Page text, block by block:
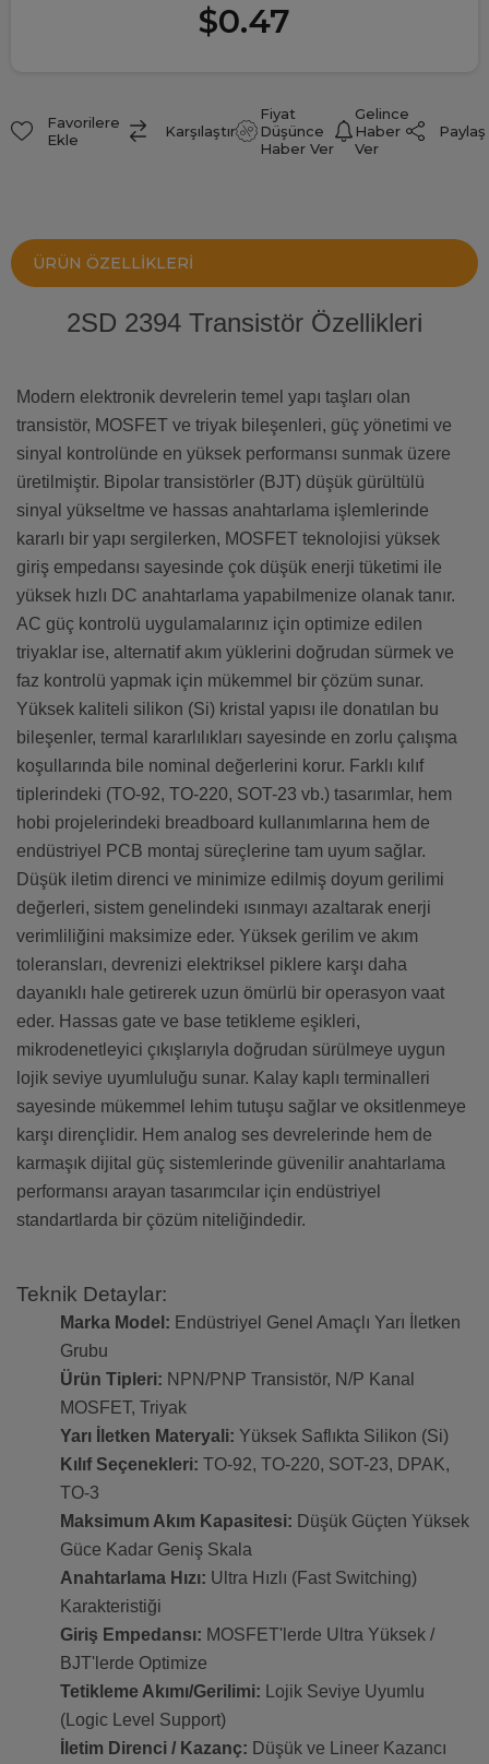
$0.47
Favorilere
Ekle
Karşılaştır
Fiyat
Düşünce
Haber Ver
Gelince
Haber
Ver
Paylaş
ÜRÜN ÖZELLIKLERI
2SD 2394 Transistör Özellikleri
Modern elektronik devrelerin temel yapı taşları olan
transistör, MOSFET ve triyak bileşenleri, güç yönetimi ve
sinyal kontrolünde en yüksek performansı sunmak üzere
üretilmiştir. Bipolar transistörler (BJT) düşük gürültülü
sinyal yükseltme ve hassas anahtarlama işlemlerinde
kararlı bir yapı sergilerken, MOSFET teknolojisi yüksek
giriş empedansı sayesinde çok düşük enerji tüketimi ile
yüksek hızlı DC anahtarlama yapabilmenize olanak tanır.
AC güç kontrolü uygulamalarınız için optimize edilen
triyaklar ise, alternatif akım yüklerini doğrudan sürmek ve
faz kontrolü yapmak için mükemmel bir çözüm sunar.
Yüksek kaliteli silikon (Si) kristal yapısı ile donatılan bu
bileşenler, termal kararlılıkları sayesinde en zorlu çalışma
koşullarında bile nominal değerlerini korur. Farklı kılıf
tiplerindeki (TO-92, TO-220, SOT-23 vb.) tasarımlar, hem
hobi projelerindeki breadboard kullanımlarına hem de
endüstriyel PCB montaj süreçlerine tam uyum sağlar.
Düşük iletim direnci ve minimize edilmiş doyum gerilimi
değerleri, sistem genelindeki ısınmayı azaltarak enerji
verimliliğini maksimize eder. Yüksek gerilim ve akım
toleransları, devrenizi elektriksel piklere karşı daha
dayanıklı hale getirerek uzun ömürlü bir operasyon vaat
eder. Hassas gate ve base tetikleme eşikleri,
mikrodenetleyici çıkışlarıyla doğrudan sürülmeye uygun
lojik seviye uyumluluğu sunar. Kalay kaplı terminalleri
sayesinde mükemmel lehim tutuşu sağlar ve oksitlenmeye
karşı dirençlidir. Hem analog ses devrelerinde hem de
karmaşık dijital güç sistemlerinde güvenilir anahtarlama
performansı arayan tasarımcılar için endüstriyel
standartlarda bir çözüm niteliğindedir.
Teknik Detaylar:
Marka Model: Endüstriyel Genel Amaçlı Yarı İletken
Grubu
Ürün Tipleri: NPN/PNP Transistör, N/P Kanal
MOSFET, Triyak
Yarı İletken Materyali: Yüksek Saflıkta Silikon (Si)
Kılıf Seçenekleri: TO-92, TO-220, SOT-23, DPAK,
TO-3
Maksimum Akım Kapasitesi: Düşük Güçten Yüksek
Güce Kadar Geniş Skala
Anahtarlama Hızı: Ultra Hızlı (Fast Switching)
Karakteristiği
Giriş Empedansı: MOSFET'lerde Ultra Yüksek /
BJT'lerde Optimize
Tetikleme Akımı/Gerilimi: Lojik Seviye Uyumlu
(Logic Level Support)
İletim Direnci / Kazanç: Düşük ve Lineer Kazancı